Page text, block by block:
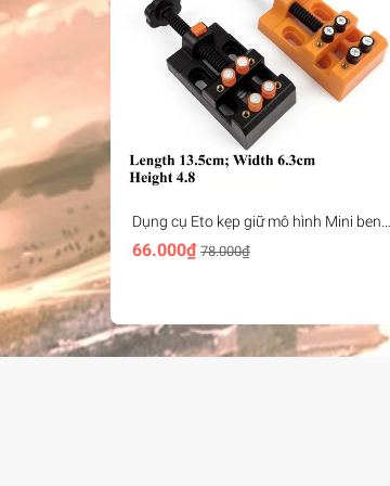
Dụng cụ Eto kẹp giữ mô hình Mini bench
vise plastic
66.000₫ 78.000₫